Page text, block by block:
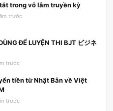
trong võ lâm truyền kỳ
trước
ĐỂ LUYỆN THI BJT ビジネ
trước
tiền từ Nhật Bản về Việt
trước